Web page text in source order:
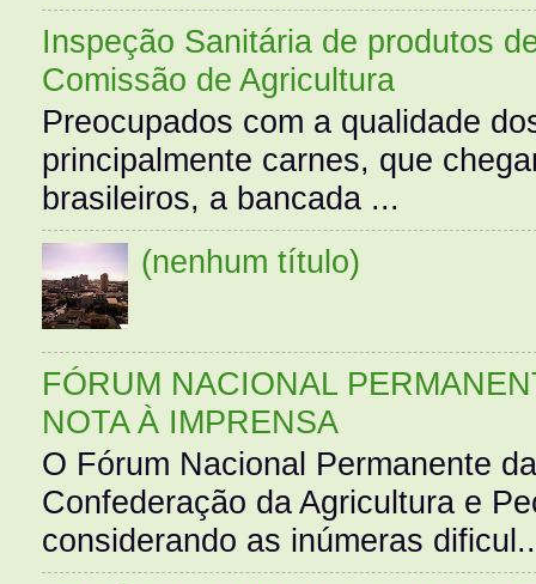
Inspeção Sanitária de produtos
Comissão de Agricultura
Preocupados com a qualidade
principalmente carnes, que
brasileiros, a bancada ...
(nenhum título)
FÓRUM NACIONAL
NOTA À IMPRENSA
O Fórum Nacional Permanente
Confederação da Agricultura e
considerando as inúmeras